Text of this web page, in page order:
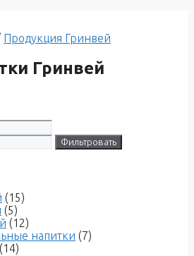
Продукция Гринвей
Гринвей
Фильтровать
(15)
(5)
(12)
напитки (7)
(14)